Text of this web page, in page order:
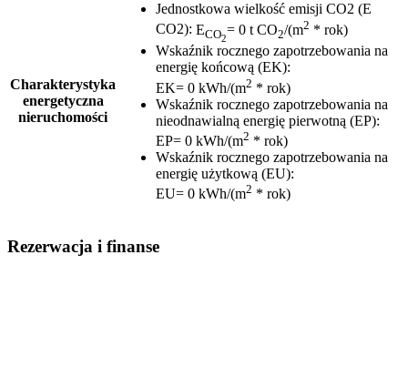
Charakterystyka
energetyczna
nieruchomości
Jednostkowa wielkość emisji CO2 (E
CO2): ECO2
= 0 t CO2/(m2 * rok)
Wskaźnik rocznego zapotrzebowania na
energię końcową (EK):
EK= 0 kWh/(m2 * rok)
Wskaźnik rocznego zapotrzebowania na
nieodnawialną energię pierwotną (EP):
EP= 0 kWh/(m2 * rok)
Wskaźnik rocznego zapotrzebowania na
energię użytkową (EU):
EU= 0 kWh/(m2 * rok)
Rezerwacja i finanse